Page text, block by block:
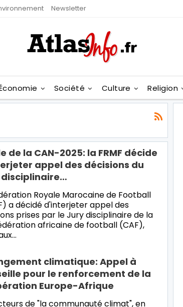
Newsletter
Société Culture Religion
de la CAN-2025: la FRMF décide
appel des décisions du
Royale Marocaine de Football
a décidé d'interjeter appel des
prises par le Jury disciplinaire de la
africaine de football (CAF),
climatique: Appel à
pour le renforcement de la
Europe-Afrique
de "la communauté climat", en